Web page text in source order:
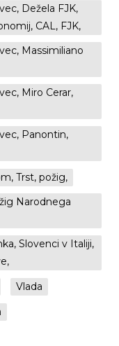
Dežela FJK,
CAL, FJK,
Massimiliano
Miro Cerar,
Panontin,
Trst, požig,
Narodnega
Slovenci v Italiji,
Vlada